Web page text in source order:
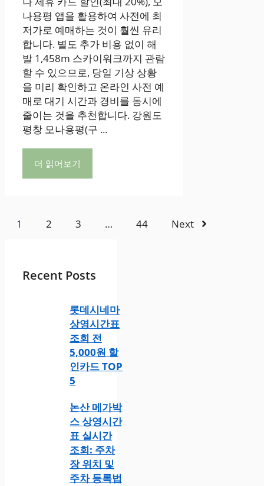
나용평 앱을 활용하여 사전에 최
저가로 예매하는 것이 훨씬 유리
합니다. 별도 추가 비용 없이 해
발 1,458m 스카이워크까지 관람
할 수 있으므로, 당일 기상 상황
을 미리 확인하고 온라인 사전 예
매로 대기 시간과 경비를 동시에
줄이는 것을 추천합니다. 강원도
평창 모나용평(구 ...
더 읽어보기
1 2 3 … 44 Next
Recent Posts
롯데시네마
상영시간표
조회 전
5,000원 할
인카드 TOP
5
논산 메가박
스 상영시간
표 실시간
조회: 주차
장 위치 및
주차 등록법